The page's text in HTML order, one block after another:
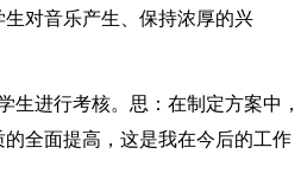
对音乐产生、保持浓厚的兴
进行考核。思：在制定方案中，
全面提高，这是我在今后的工作